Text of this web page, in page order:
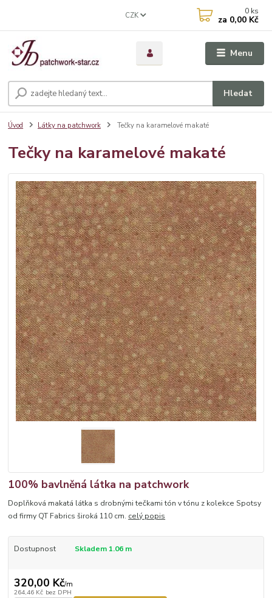
Menu
CZK
Hledat
0 ks
za 0,00 Kč
Úvod Látky na patchwork Tečky na karamelové makaté
Tečky na karamelové makaté
100% bavlněná látka na patchwork
Doplňková makatá látka s drobnými tečkami tón v tónu z kolekce Spotsy
od firmy QT Fabrics široká 110 cm. celý popis
Dostupnost Skladem 1.06 m
320,00 Kč/m
264,46 Kč bez DPH